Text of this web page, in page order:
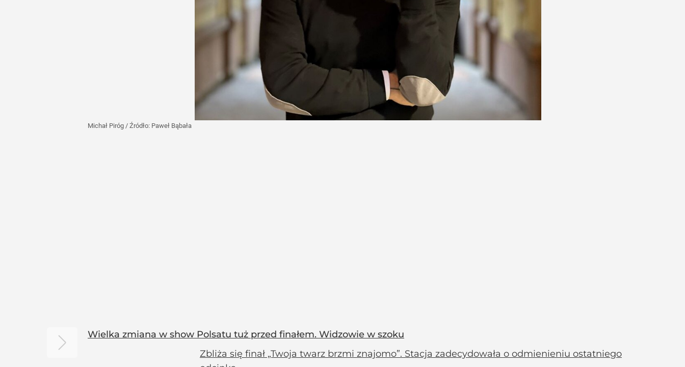
Michał Piróg / Źródło: Paweł Bąbała
Wielka zmiana w show Polsatu tuż przed finałem. Widzowie w szoku
Zbliża się finał „Twoja twarz brzmi znajomo”. Stacja zadecydowała o odmienieniu ostatniego